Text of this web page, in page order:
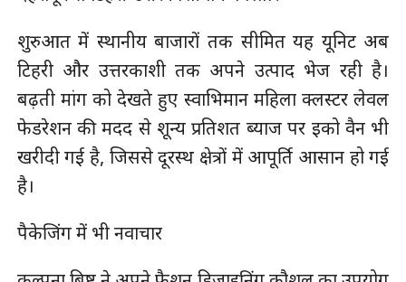
शुरुआत में स्थानीय बाजारों तक सीमित यह यूनिट अब
टिहरी और उत्तरकाशी तक अपने उत्पाद भेज रही है।
बढ़ती मांग को देखते हुए स्वाभिमान महिला क्लस्टर लेवल
फेडरेशन की मदद से शून्य प्रतिशत ब्याज पर इको वैन भी
खरीदी गई है, जिससे दूरस्थ क्षेत्रों में आपूर्ति आसान हो गई
है।
पैकेजिंग में भी नवाचार